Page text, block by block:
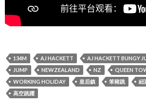
134M AJ HACKETT AJ HACKETT BUNGY
JUMP
NEWZEALAND NZ QUEEN
WORKING HOLIDAY
皇后鎮 笨豬跳 紐
高空跳躍